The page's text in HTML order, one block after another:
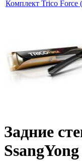
Комплект Trico
Задние